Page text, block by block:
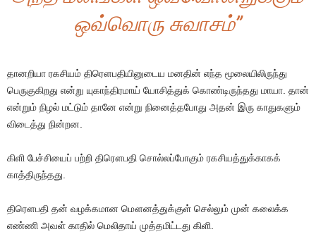
ஒவ்வொரு சுவாசம்”
தானறியா ரகசியம் திரௌபதியினுடைய மனதின் எந்த மூலையிலிருந்து
பெருகுகிறது என்று யுகாந்திரமாய் யோசித்துக் கொண்டிருந்தது மாயா. தான்
என்றும் நிழல் மட்டும் தானே என்று நினைத்தபோது அதன் இரு காதுகளும்
விடைத்து நின்றன.
கிளி பேச்சியைப் பற்றி திரௌபதி சொல்லப்போகும் ரகசியத்துக்காகக்
காத்திருந்தது.
திரௌபதி தன் வழக்கமான மௌனத்துக்குள் செல்லும் முன் கலைக்க
எண்ணி அவள் காதில் மெலிதாய் முத்தமிட்டது கிளி.